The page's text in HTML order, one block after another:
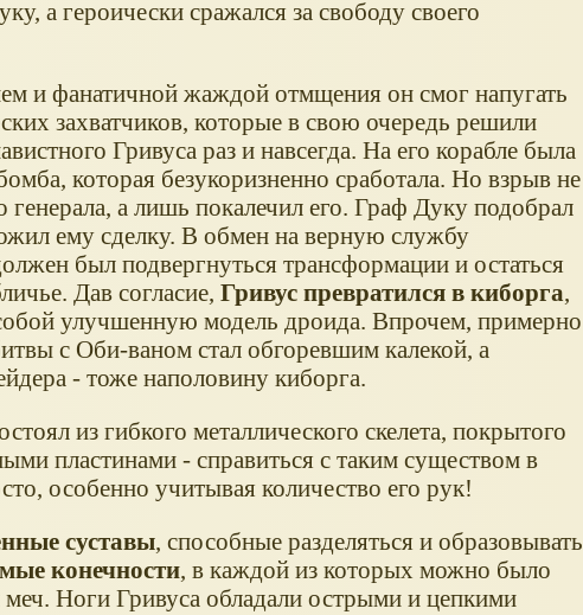
а героически сражался за свободу своего
и фанатичной жаждой отмщения он смог напугать
захватчиков, которые в свою очередь решили
Гривуса раз и навсегда. На его корабле была
которая безукоризненно сработала. Но взрыв не
генерала, а лишь покалечил его. Граф Дуку подобрал
ему сделку. В обмен на верную службу
был подвергнуться трансформации и остаться
Дав согласие, Гривус превратился в киборга,
улучшенную модель дроида. Впрочем, примерно
с Оби-ваном стал обгоревшим калекой, а
- тоже наполовину киборга.
из гибкого металлического скелета, покрытого
пластинами - справиться с таким существом в
особенно учитывая количество его рук!
суставы, способные разделяться и образовывать
конечности, в каждой из которых можно было
меч. Ноги Гривуса обладали острыми и цепкими